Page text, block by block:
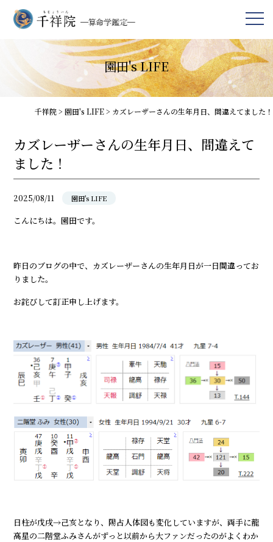
園田's LIFE
千祥院> 園田's LIFE> カズレーザーさんの生年月日、間違えてました！
カズレーザーさんの生年月日、間違えて
ました！
2025/08/11 園田's LIFE
こんにちは。園田です。
昨日のブログの中で、カズレーザーさんの生年月日が一日間違ってお
りました。
お詫びして訂正申し上げます。
日柱が戊戌→己亥となり、陽占人体図も変化していますが、両手に龍
高星の二階堂ふみさんがずっと以前から大ファンだったのがよくわか